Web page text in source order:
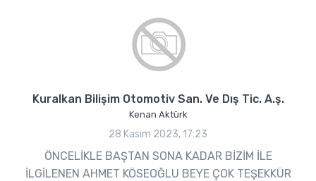
Kuralkan Bilişim Otomotiv San. Ve Dış Tic. A.ş.
Kenan Aktürk
28 Kasım 2023, 17:23
ÖNCELİKLE BAŞTAN SONA KADAR BİZİM İLE
İLGİLENEN AHMET KÖSEOĞLU BEYE ÇOK TEŞEKKÜR